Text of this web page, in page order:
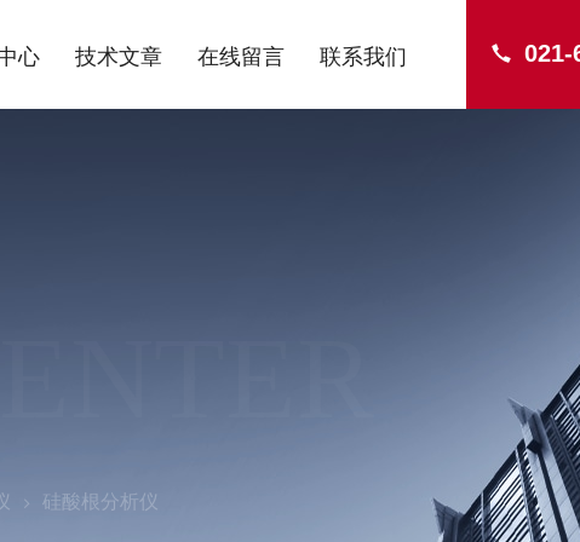
021-
心 技术文章 在线留言 联系我们
硅酸根分析仪